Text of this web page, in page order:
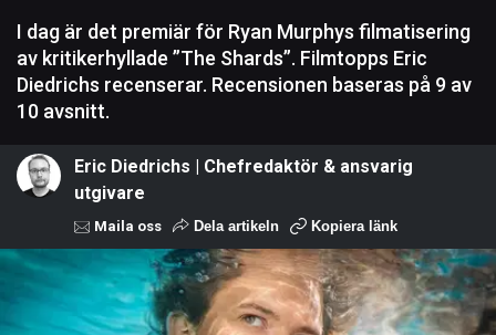
I dag är det premiär för Ryan Murphys filmatisering
av kritikerhyllade ”The Shards”. Filmtopps Eric
Diedrichs recenserar. Recensionen baseras på 9 av
10 avsnitt.
Eric Diedrichs | Chefredaktör & ansvarig
utgivare
Maila oss Dela artikeln Kopiera länk